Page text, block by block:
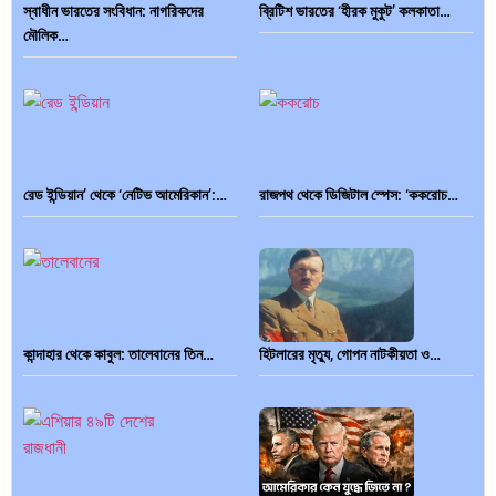
স্বাধীন ভারতের সংবিধান: নাগরিকদের
মৌলিক…
ব্রিটিশ ভারতের ‘হীরক মুকুট’ কলকাতা…
রেড ইন্ডিয়ান’ থেকে ‘নেটিভ আমেরিকান’:… রাজপথ থেকে ডিজিটাল স্পেস: ‘ককরোচ…
কান্দাহার থেকে কাবুল: তালেবানের তিন… হিটলারের মৃত্যু, গোপন নাটকীয়তা ও…